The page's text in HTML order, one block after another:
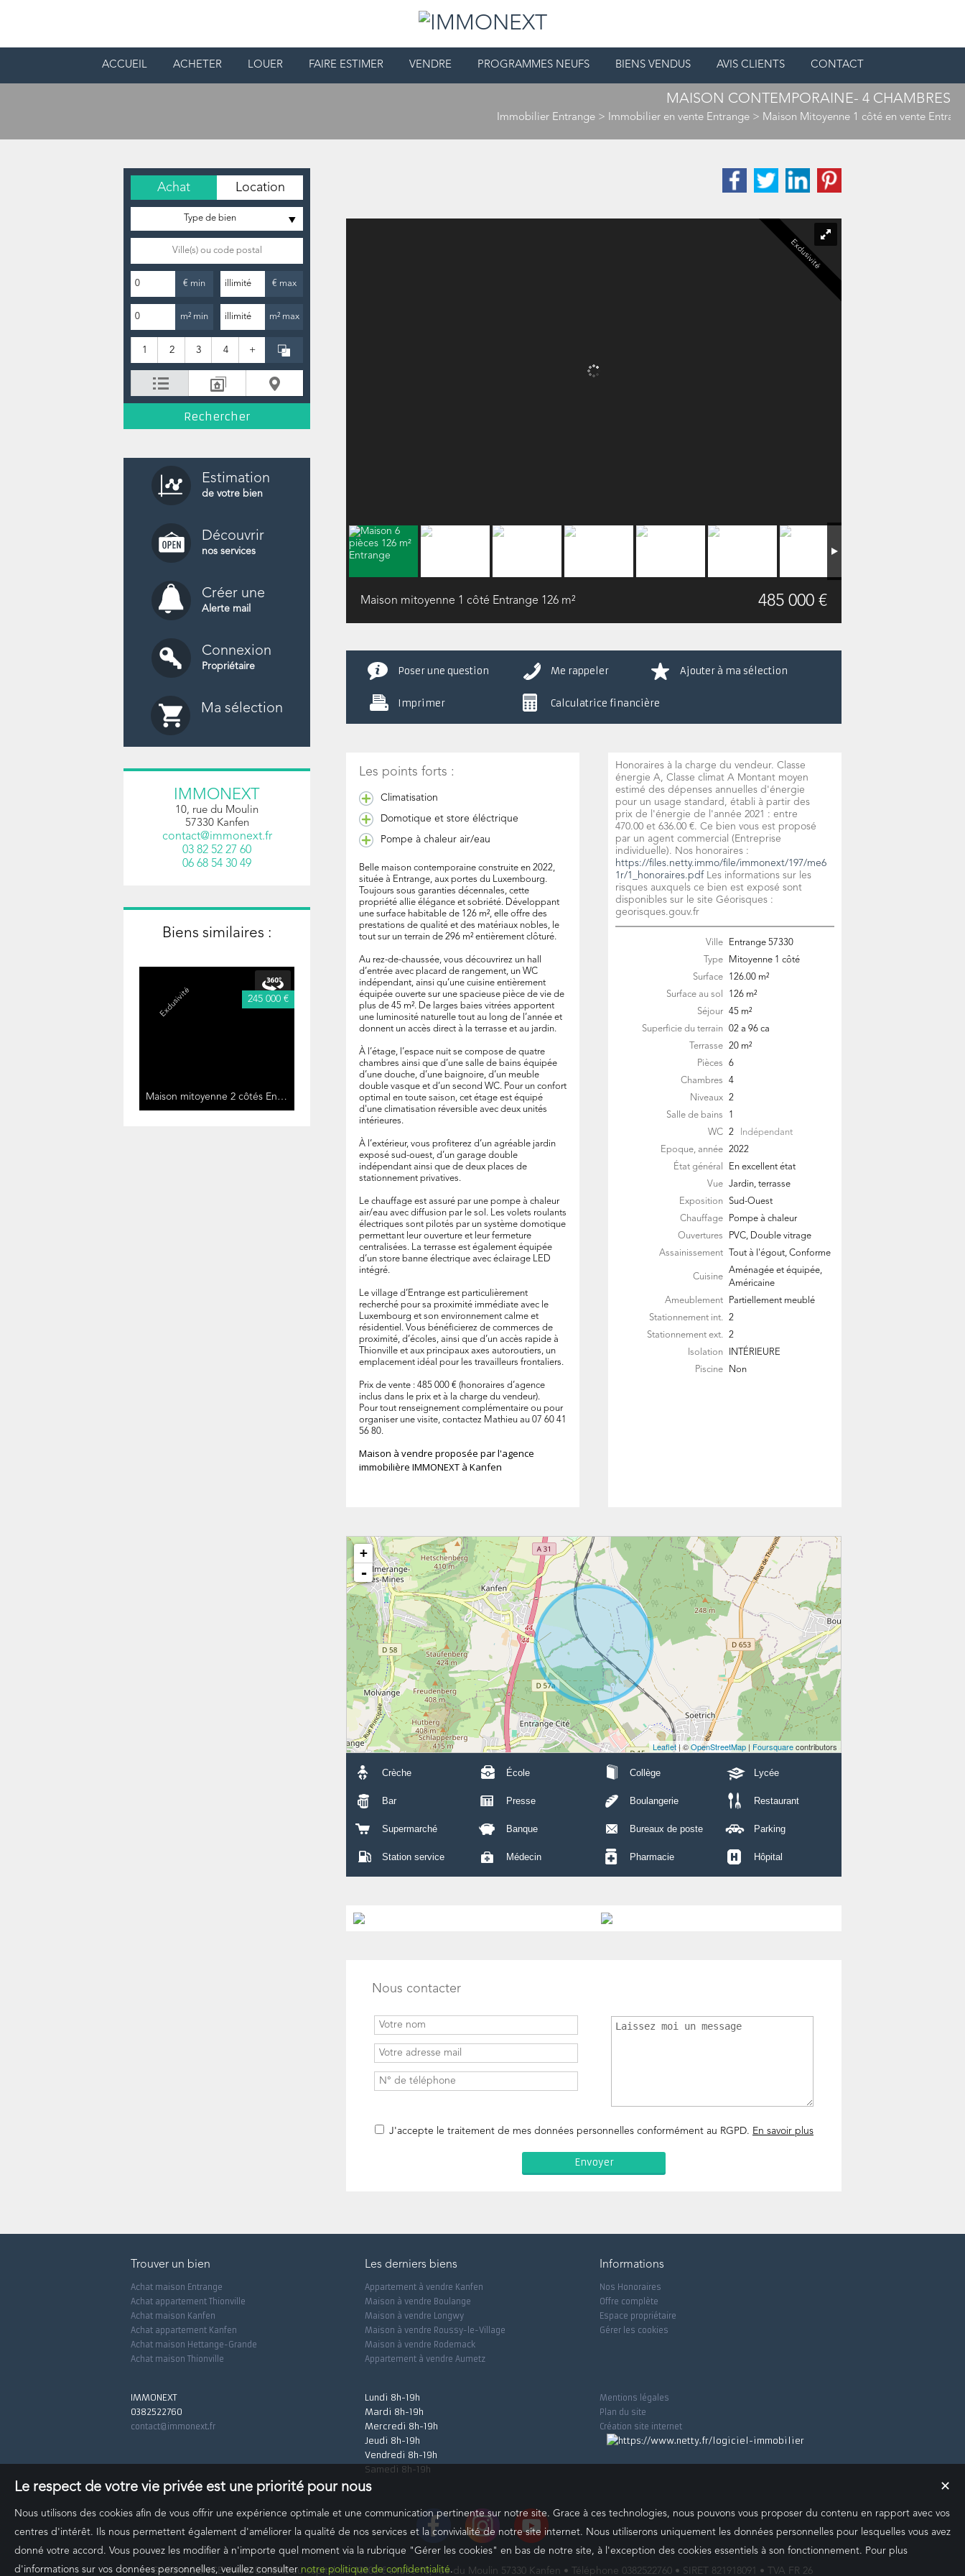
ACCUEIL ACHETER LOUER FAIRE ESTIMER VENDRE PROGRAMMES NEUFS BIENS VENDUS AVIS CLIENTS CONTACT
MAISON CONTEMPORAINE- 4 CHAMBRES
Immobilier Entrange > Immobilier en vente Entrange > Maison Mitoyenne 1 côté en vente
Achat Location
Type de bien
€ min € max
m² min m² max
1 2 3 4 +
Estimation
de votre bien
Découvrir
nos services
Créer une
Alerte mail
Connexion
Propriétaire
Ma sélection
IMMONEXT
10, rue du Moulin
57330 Kanfen
contact@immonext.fr
03 82 52 27 60
06 68 54 30 49
Biens similaires :
Exclusivité 245 000 €
Maison mitoyenne 2 côtés Entrange
Exclusivité
Maison mitoyenne 1 côté Entrange 126 m² 485 000 €
Poser une question Me rappeler Ajouter à ma sélection
Imprimer Calculatrice financière
Les points forts :
Climatisation
Domotique et store éléctrique
Pompe à chaleur air/eau
Belle maison contemporaine construite en 2022,
située à Entrange, aux portes du Luxembourg.
Toujours sous garanties décennales, cette
propriété allie élégance et sobriété. Développant
une surface habitable de 126 m², elle offre des
prestations de qualité et des matériaux nobles, le
tout sur un terrain de 296 m² entièrement clôturé.
Au rez-de-chaussée, vous découvrirez un hall
d’entrée avec placard de rangement, un WC
indépendant, ainsi qu’une cuisine entièrement
équipée ouverte sur une spacieuse pièce de vie de
plus de 45 m². De larges baies vitrées apportent
une luminosité naturelle tout au long de l’année et
donnent un accès direct à la terrasse et au jardin.
À l’étage, l’espace nuit se compose de quatre
chambres ainsi que d’une salle de bains équipée
d’une douche, d’une baignoire, d’un meuble
double vasque et d’un second WC. Pour un confort
optimal en toute saison, cet étage est équipé
d'une climatisation réversible avec deux unités
intérieures.
À l’extérieur, vous profiterez d’un agréable jardin
exposé sud-ouest, d’un garage double
indépendant ainsi que de deux places de
stationnement privatives.
Le chauffage est assuré par une pompe à chaleur
air/eau avec diffusion par le sol. Les volets roulants
électriques sont pilotés par un système domotique
permettant leur ouverture et leur fermeture
centralisées. La terrasse est également équipée
d’un store banne électrique avec éclairage LED
intégré.
Le village d’Entrange est particulièrement
recherché pour sa proximité immédiate avec le
Luxembourg et son environnement calme et
résidentiel. Vous bénéficierez de commerces de
proximité, d’écoles, ainsi que d’un accès rapide à
Thionville et aux principaux axes autoroutiers, un
emplacement idéal pour les travailleurs frontaliers.
Prix de vente : 485 000 € (honoraires d’agence
inclus dans le prix et à la charge du vendeur).
Pour tout renseignement complémentaire ou pour
organiser une visite, contactez Mathieu au 07 60 41
56 80.
Maison à vendre proposée par l'agence
immobilière IMMONEXT à Kanfen
Honoraires à la charge du vendeur. Classe
énergie A, Classe climat A Montant moyen
estimé des dépenses annuelles d'énergie
pour un usage standard, établi à partir des
prix de l'énergie de l'année 2021 : entre
470.00 et 636.00 €. Ce bien vous est proposé
par un agent commercial (Entreprise
individuelle). Nos honoraires :
https://files.netty.immo/file/immonext/197/me6
1r/1_honoraires.pdf Les informations sur les
risques auxquels ce bien est exposé sont
disponibles sur le site Géorisques :
georisques.gouv.fr
Ville Entrange 57330
Type
Mitoyenne 1 côté
Surface
126.00 m²
Surface au sol
126 m²
Séjour
45 m²
Superficie du terrain
02 a 96 ca
Terrasse
20 m²
Pièces
6
Chambres
4
Niveaux
2
Salle de bains
1
WC
2
Indépendant
Epoque, année
2022
État général
En excellent état
Vue
Jardin, terrasse
Exposition
Sud-Ouest
Chauffage
Pompe à chaleur
Ouvertures
PVC, Double vitrage
Assainissement
Tout à l'égout, Conforme
Cuisine
Aménagée et équipée,
Américaine
Ameublement
Partiellement meublé
Stationnement int.
2
Stationnement ext.
2
Isolation
INTÉRIEURE
Piscine
Non
+
-
Leaflet| ©OpenStreetMap | Foursquarecontributors
Crèche École Collège Lycée
Bar Presse Boulangerie Restaurant
Supermarché Banque Bureaux de poste Parking
Station service Médecin Pharmacie Hôpital
Nous contacter
J'accepte le traitement de mes données personnelles conformément au RGPD. En savoir plus
Trouver un bien
Achat maison Entrange
Achat appartement Thionville
Achat maison Kanfen
Achat appartement Kanfen
Achat maison Hettange-Grande
Achat maison Thionville
Les derniers biens
Appartement à vendre Kanfen
Maison à vendre Boulange
Maison à vendre Longwy
Maison à vendre Roussy-le-Village
Maison à vendre Rodemack
Appartement à vendre Aumetz
Informations
Nos Honoraires
Offre complète
Espace propriétaire
Gérer les cookies
IMMONEXT
0382522760
contact@immonext.fr
Lundi 8h-19h
Mardi 8h-19h
Mercredi 8h-19h
Jeudi 8h-19h
Vendredi 8h-19h
Samedi 8h-19h
Mentions légales
Plan du site
Création site internet
SASU AGENCE IMMOBILIERE au capital de 43000 € située 10, rue du Moulin 57330 Kanfen • Téléphone 0382522760 • SIRET 821918091 • TVA FR 26
✕
Le respect de votre vie privée est une priorité pour nous
Nous utilisons des cookies afin de vous offrir une expérience optimale et une communication pertinente sur notre site. Grace à ces technologies, nous pouvons vous proposer du contenu en rapport avec vos
centres d'intérêt. Ils nous permettent également d'améliorer la qualité de nos services et la convivialité de notre site internet. Nous utiliserons uniquement les données personnelles pour lesquelles vous avez
donné votre accord. Vous pouvez les modifier à n'importe quel moment via la rubrique "Gérer les cookies" en bas de notre site, à l'exception des cookies essentiels à son fonctionnement. Pour plus
d'informations sur vos données personnelles, veuillez consulter notre politique de confidentialité.